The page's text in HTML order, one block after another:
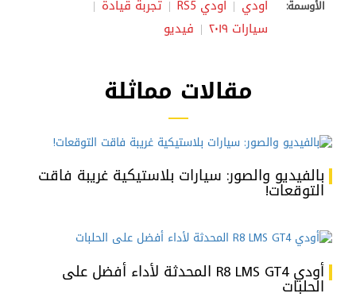
الأوسمة: أودي أودي RS5
تجربة قيادة
سيارات ٢٠١٩
فيديو
مقالات مماثلة
بالفيديو والصور: سيارات بلاستيكية غريبة فاقت
التوقعات!
أودي R8 LMS GT4 المحدثة لأداء أفضل على
الحلبات